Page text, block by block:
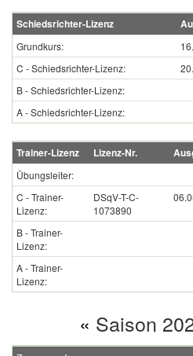
Schiedsrichter-Lizenz
Grundkurs:
C - Schiedsrichter-Lizenz:
B - Schiedsrichter-Lizenz:
A - Schiedsrichter-Lizenz:
Trainer-Lizenz Lizenz-Nr.
Übungsleiter:
C - Trainer-
Lizenz:
DSqV-T-C-
1073890
B - Trainer-
Lizenz:
A - Trainer-
Lizenz:
« Saison